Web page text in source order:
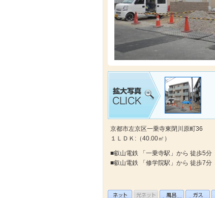
京都市左京区一乗寺東閉川原町36
１ＬＤＫ:（40.00㎡）
■叡山電鉄 「一乗寺駅」から 徒歩5分
■叡山電鉄 「修学院駅」から 徒歩7分